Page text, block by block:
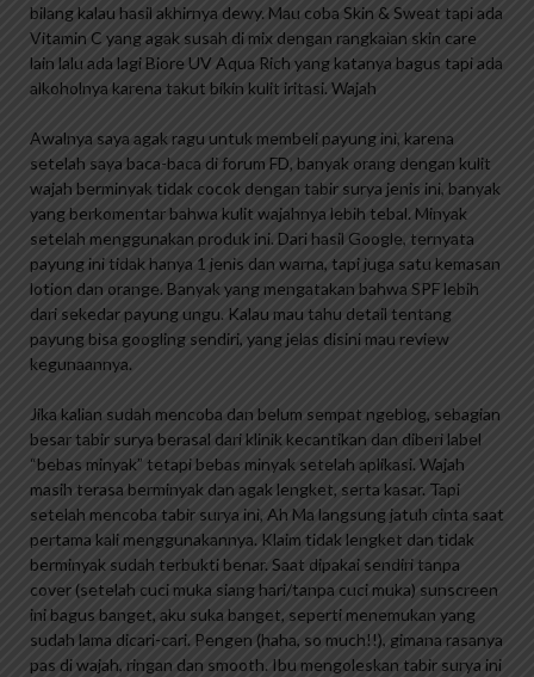
bilang kalau hasil akhirnya dewy. Mau coba Skin & Sweat tapi ada
Vitamin C yang agak susah di mix dengan rangkaian skin care
lain lalu ada lagi Biore UV Aqua Rich yang katanya bagus tapi ada
alkoholnya karena takut bikin kulit iritasi. Wajah
Awalnya saya agak ragu untuk membeli payung ini, karena
setelah saya baca-baca di forum FD, banyak orang dengan kulit
wajah berminyak tidak cocok dengan tabir surya jenis ini, banyak
yang berkomentar bahwa kulit wajahnya lebih tebal. Minyak
setelah menggunakan produk ini. Dari hasil Google, ternyata
payung ini tidak hanya 1 jenis dan warna, tapi juga satu kemasan
lotion dan orange. Banyak yang mengatakan bahwa SPF lebih
dari sekedar payung ungu. Kalau mau tahu detail tentang
payung bisa googling sendiri, yang jelas disini mau review
kegunaannya.
Jika kalian sudah mencoba dan belum sempat ngeblog, sebagian
besar tabir surya berasal dari klinik kecantikan dan diberi label
“bebas minyak” tetapi bebas minyak setelah aplikasi. Wajah
masih terasa berminyak dan agak lengket, serta kasar. Tapi
setelah mencoba tabir surya ini, Ah Ma langsung jatuh cinta saat
pertama kali menggunakannya. Klaim tidak lengket dan tidak
berminyak sudah terbukti benar. Saat dipakai sendiri tanpa
cover (setelah cuci muka siang hari/tanpa cuci muka) sunscreen
ini bagus banget, aku suka banget, seperti menemukan yang
sudah lama dicari-cari. Pengen (haha, so much!!), gimana rasanya
pas di wajah, ringan dan smooth. Ibu mengoleskan tabir surya ini